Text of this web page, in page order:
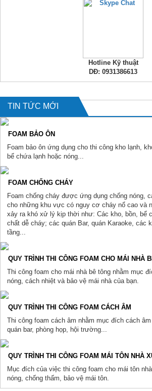
Hotline Kỹ thuật
DĐ: 0931386613
TIN TỨC MỚI
FOAM BẢO ÔN
Foam bảo ôn ứng dụng cho thi công kho lạnh,
bể chứa lạnh hoặc nóng...
FOAM CHỐNG CHÁY
Foam chống cháy được ứng dụng chống nóng,
cho những khu vực có nguy cơ cháy nổ cao và
xảy ra khó xử lý kịp thời như: Các kho, bồn, bể
chất dễ cháy; các quán Bar, quán Karaoke, các
tầng...
QUY TRÌNH THI CÔNG FOAM CHO MÁI NHÀ
Thi công foam cho mái nhà bê tông nhằm mục
nóng, cách nhiệt và bảo vệ mái nhà của bạn.
QUY TRÌNH THI CÔNG FOAM CÁCH ÂM
Thi công foam cách âm nhằm mục đích cách
quán bar, phòng họp, hội trường...
QUY TRÌNH THI CÔNG FOAM MÁI TÔN NHÀ
Mục đích của việc thi công foam cho mái tôn
nóng, chống thấm, bảo vệ mái tôn.